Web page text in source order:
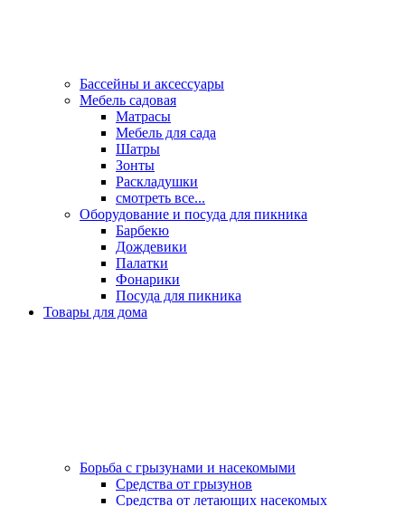
Бассейны и аксессуары
Мебель садовая
Матрасы
Мебель для сада
Шатры
Зонты
Раскладушки
смотреть все...
Оборудование и посуда для пикника
Барбекю
Дождевики
Палатки
Фонарики
Посуда для пикника
Товары для дома
Борьба с грызунами и насекомыми
Средства от грызунов
Средства от летающих насекомых